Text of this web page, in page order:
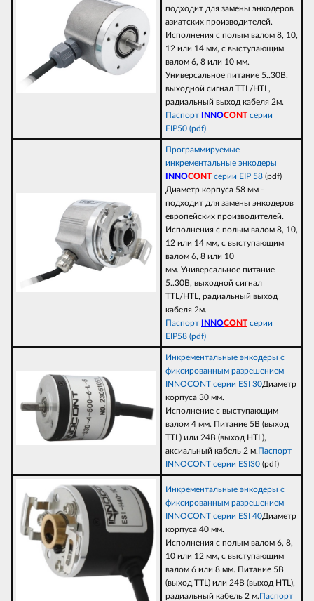
подходит для замены энкодеров
азиатских производителей.
Исполнения с полым валом 8, 10,
12 или 14 мм, с выступающим
валом 6, 8 или 10 мм.
Универсальное питание 5..30В,
выходной сигнал TTL/HTL,
радиальный выход кабеля 2м.
Паспорт INNOCONT серии
EIP50 (pdf)
Программируемые
инкрементальные энкодеры
INNOCONT серии EIP 58 (pdf)
Диаметр корпуса 58 мм -
подходит для замены энкодеров
европейских производителей.
Исполнения с полым валом 8, 10,
12 или 14 мм, с выступающим
валом 6, 8 или 10
мм. Универсальное питание
5..30В, выходной сигнал
TTL/HTL, радиальный выход
кабеля 2м.
Паспорт INNOCONT серии
EIP58 (pdf)
Инкрементальные энкодеры с
фиксированным разрешением
INNOCONT серии ESI 30Диаметр
корпуса 30 мм.
Исполнение с выступающим
валом 4 мм. Питание 5В (выход
TTL) или 24В (выход НTL),
аксиальный кабель 2 м.Паспорт
INNOCONT серии ESI30 (pdf)
Инкрементальные энкодеры с
фиксированным разрешением
INNOCONT серии ESI 40Диаметр
корпуса 40 мм.
Исполнения с полым валом 6, 8,
10 или 12 мм, с выступающим
валом 6 или 8 мм. Питание 5В
(выход TTL) или 24В (выход НTL),
радиальный кабель 2 м.Паспорт